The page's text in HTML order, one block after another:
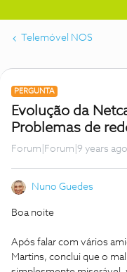
Telemóvel NOS
PERGUNTA
Evolução da
Problemas de
Forum|Forum|9 years ago
Nuno Guedes
Boa noite
Após falar com vários
Martins, conclui que o